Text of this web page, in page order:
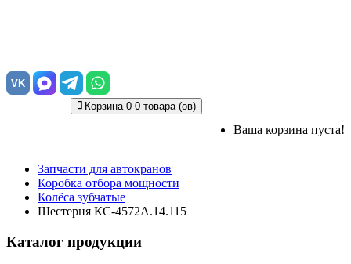
VK
Корзина 0 0 товара (ов)
Ваша корзина пуста!
Запчасти для автокранов
Коробка отбора мощности
Колёса зубчатые
Шестерня КС-4572А.14.115
Каталог продукции